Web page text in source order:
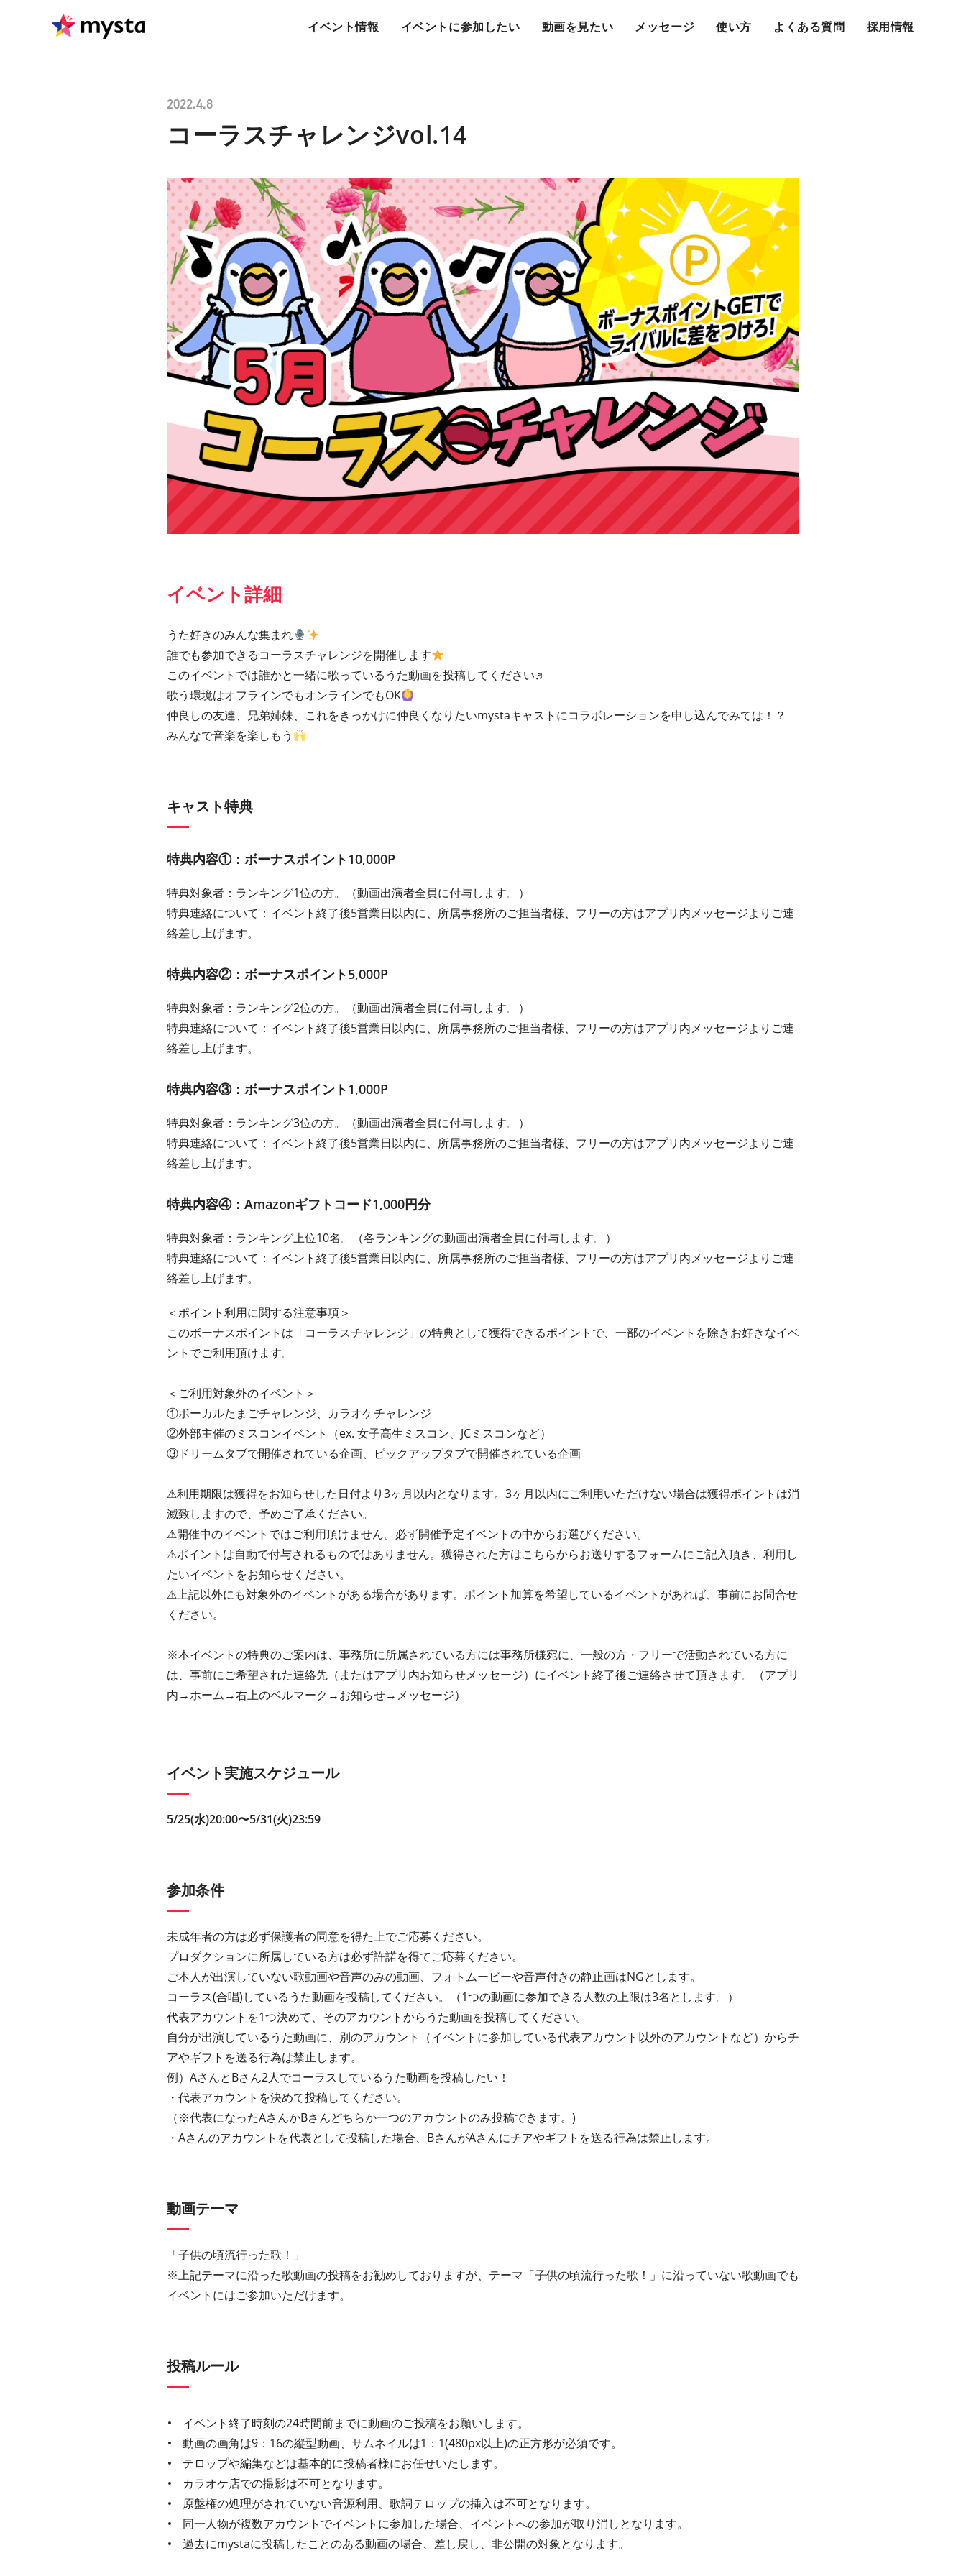
イベント情報 イベントに参加したい 動画を見たい メッセージ 使い方 よくある質問 採用情報
2022.4.8
コーラスチャレンジvol.14
イベント詳細
うた好きのみんな集まれ
誰でも参加できるコーラスチャレンジを開催します
このイベントでは誰かと一緒に歌っているうた動画を投稿してください♬
歌う環境はオフラインでもオンラインでもOK
仲良しの友達、兄弟姉妹、これをきっかけに仲良くなりたいmystaキャストにコラボレーションを申し込んでみては！？
みんなで音楽を楽しもう
キャスト特典
特典内容①：ボーナスポイント10,000P
特典対象者：ランキング1位の方。（動画出演者全員に付与します。）
特典連絡について：イベント終了後5営業日以内に、所属事務所のご担当者様、フリーの方はアプリ内メッセージよりご連
絡差し上げます。
特典内容②：ボーナスポイント5,000P
特典対象者：ランキング2位の方。（動画出演者全員に付与します。）
特典連絡について：イベント終了後5営業日以内に、所属事務所のご担当者様、フリーの方はアプリ内メッセージよりご連
絡差し上げます。
特典内容③：ボーナスポイント1,000P
特典対象者：ランキング3位の方。（動画出演者全員に付与します。）
特典連絡について：イベント終了後5営業日以内に、所属事務所のご担当者様、フリーの方はアプリ内メッセージよりご連
絡差し上げます。
特典内容④：Amazonギフトコード1,000円分
特典対象者：ランキング上位10名。（各ランキングの動画出演者全員に付与します。）
特典連絡について：イベント終了後5営業日以内に、所属事務所のご担当者様、フリーの方はアプリ内メッセージよりご連
絡差し上げます。
＜ポイント利用に関する注意事項＞
このボーナスポイントは「コーラスチャレンジ」の特典として獲得できるポイントで、一部のイベントを除きお好きなイベ
ントでご利用頂けます。
＜ご利用対象外のイベント＞
①ボーカルたまごチャレンジ、カラオケチャレンジ
②外部主催のミスコンイベント（ex. 女子高生ミスコン、JCミスコンなど）
③ドリームタブで開催されている企画、ピックアップタブで開催されている企画
⚠︎利用期限は獲得をお知らせした日付より3ヶ月以内となります。3ヶ月以内にご利用いただけない場合は獲得ポイントは消
滅致しますので、予めご了承ください。
⚠︎開催中のイベントではご利用頂けません。必ず開催予定イベントの中からお選びください。
⚠︎ポイントは自動で付与されるものではありません。獲得された方はこちらからお送りするフォームにご記入頂き、利用し
たいイベントをお知らせください。
⚠︎上記以外にも対象外のイベントがある場合があります。ポイント加算を希望しているイベントがあれば、事前にお問合せ
ください。
※本イベントの特典のご案内は、事務所に所属されている方には事務所様宛に、一般の方・フリーで活動されている方に
は、事前にご希望された連絡先（またはアプリ内お知らせメッセージ）にイベント終了後ご連絡させて頂きます。（アプリ
内→ホーム→右上のベルマーク→お知らせ→メッセージ）
イベント実施スケジュール
5/25(水)20:00〜5/31(火)23:59
参加条件
未成年者の方は必ず保護者の同意を得た上でご応募ください。
プロダクションに所属している方は必ず許諾を得てご応募ください。
ご本人が出演していない歌動画や音声のみの動画、フォトムービーや音声付きの静止画はNGとします。
コーラス(合唱)しているうた動画を投稿してください。（1つの動画に参加できる人数の上限は3名とします。）
代表アカウントを1つ決めて、そのアカウントからうた動画を投稿してください。
自分が出演しているうた動画に、別のアカウント（イベントに参加している代表アカウント以外のアカウントなど）からチ
アやギフトを送る行為は禁止します。
例）AさんとBさん2人でコーラスしているうた動画を投稿したい！
・代表アカウントを決めて投稿してください。
（※代表になったAさんかBさんどちらか一つのアカウントのみ投稿できます。)
・Aさんのアカウントを代表として投稿した場合、BさんがAさんにチアやギフトを送る行為は禁止します。
動画テーマ
「子供の頃流行った歌！」
※上記テーマに沿った歌動画の投稿をお勧めしておりますが、テーマ「子供の頃流行った歌！」に沿っていない歌動画でも
イベントにはご参加いただけます。
投稿ルール
イベント終了時刻の24時間前までに動画のご投稿をお願いします。
動画の画角は9：16の縦型動画、サムネイルは1：1(480px以上)の正方形が必須です。
テロップや編集などは基本的に投稿者様にお任せいたします。
カラオケ店での撮影は不可となります。
原盤権の処理がされていない音源利用、歌詞テロップの挿入は不可となります。
同一人物が複数アカウントでイベントに参加した場合、イベントへの参加が取り消しとなります。
過去にmystaに投稿したことのある動画の場合、差し戻し、非公開の対象となります。